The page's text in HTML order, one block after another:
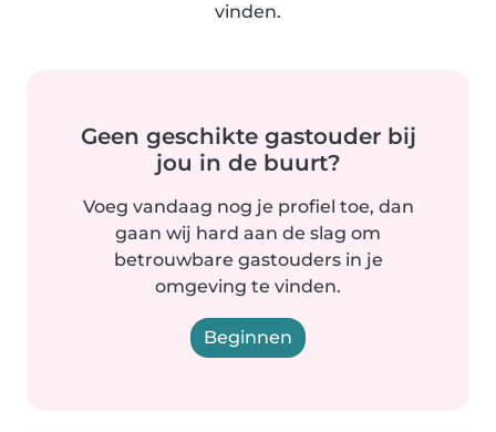
vinden.
Geen geschikte gastouder bij
jou in de buurt?
Voeg vandaag nog je profiel toe, dan
gaan wij hard aan de slag om
betrouwbare gastouders in je
omgeving te vinden.
Beginnen